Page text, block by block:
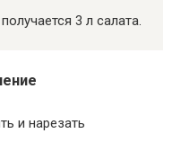
3 л салата.
и нарезать